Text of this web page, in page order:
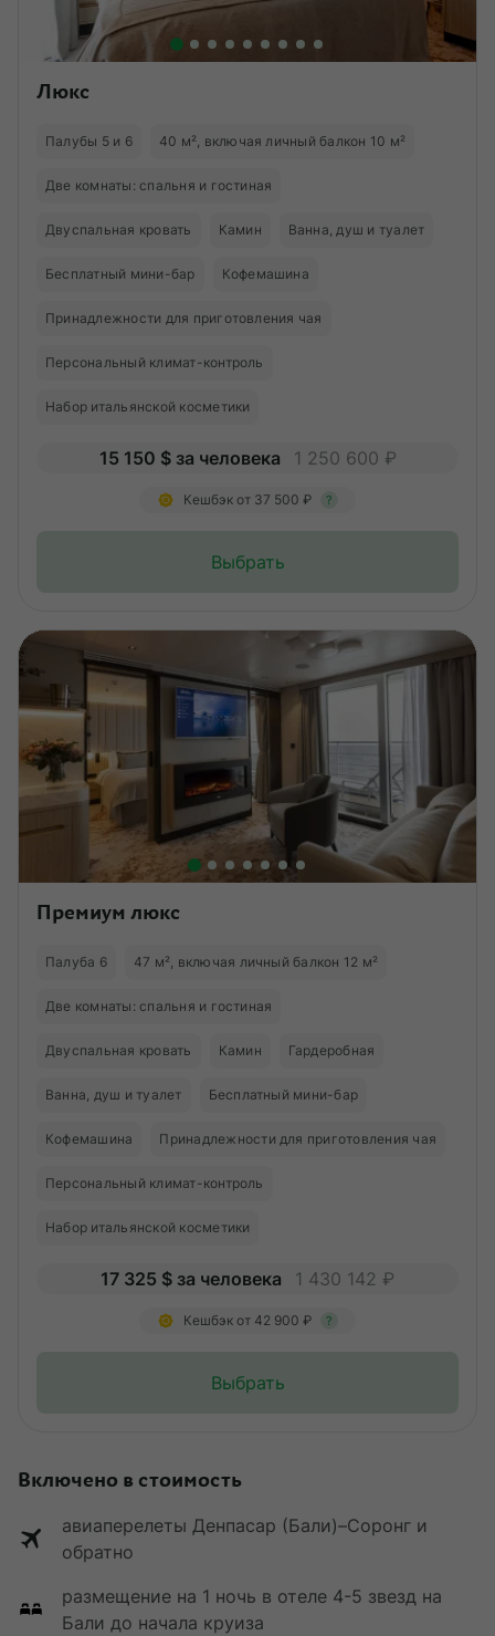
Люкс
Палубы 5 и 6 40 м², включая личный балкон 10 м²
Две комнаты: спальня и гостиная
Двуспальная кровать Камин Ванна, душ и туалет
Бесплатный мини-бар Кофемашина
Принадлежности для приготовления чая
Персональный климат-контроль
Набор итальянской косметики
15 150 $ за человека 1 250 600 ₽
Кешбэк от 37 500 ₽ ?
Выбрать
Премиум люкс
Палуба 6 47 м², включая личный балкон 12 м²
Две комнаты: спальня и гостиная
Двуспальная кровать Камин Гардеробная
Ванна, душ и туалет Бесплатный мини-бар
Кофемашина Принадлежности для приготовления чая
Персональный климат-контроль
Набор итальянской косметики
17 325 $ за человека 1 430 142 ₽
Кешбэк от 42 900 ₽ ?
Выбрать
Включено в стоимость
авиаперелеты Денпасар (Бали)–Соронг и
обратно
размещение на 1 ночь в отеле 4-5 звезд на
Бали до начала круиза